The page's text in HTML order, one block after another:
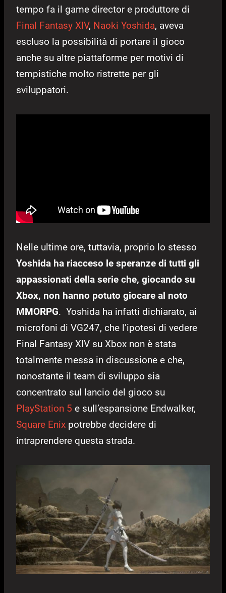
tempo fa il game director e produttore di
Final Fantasy XIV, Naoki Yoshida, aveva
escluso la possibilità di portare il gioco
anche su altre piattaforme per motivi di
tempistiche molto ristrette per gli
sviluppatori.
Nelle ultime ore, tuttavia, proprio lo stesso
Yoshida ha riacceso le speranze di tutti gli
appassionati della serie che, giocando su
Xbox, non hanno potuto giocare al noto
MMORPG. Yoshida ha infatti dichiarato, ai
microfoni di VG247, che l’ipotesi di vedere
Final Fantasy XIV su Xbox non è stata
totalmente messa in discussione e che,
nonostante il team di sviluppo sia
concentrato sul lancio del gioco su
PlayStation 5 e sull’espansione Endwalker,
Square Enix potrebbe decidere di
intraprendere questa strada.